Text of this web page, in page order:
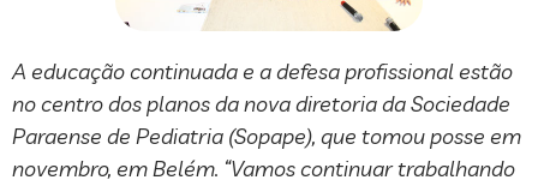
A educação continuada e a defesa profissional estão
no centro dos planos da nova diretoria da Sociedade
Paraense de Pediatria (Sopape), que tomou posse em
novembro, em Belém. “Vamos continuar trabalhando